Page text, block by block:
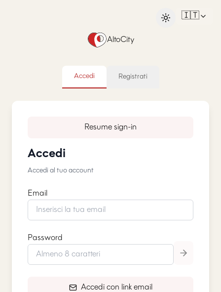
🇮🇹
AltoCity
Accedi Registrati
Resume sign-in
Accedi
Accedi al tuo account
Email
Password
Accedi con link email